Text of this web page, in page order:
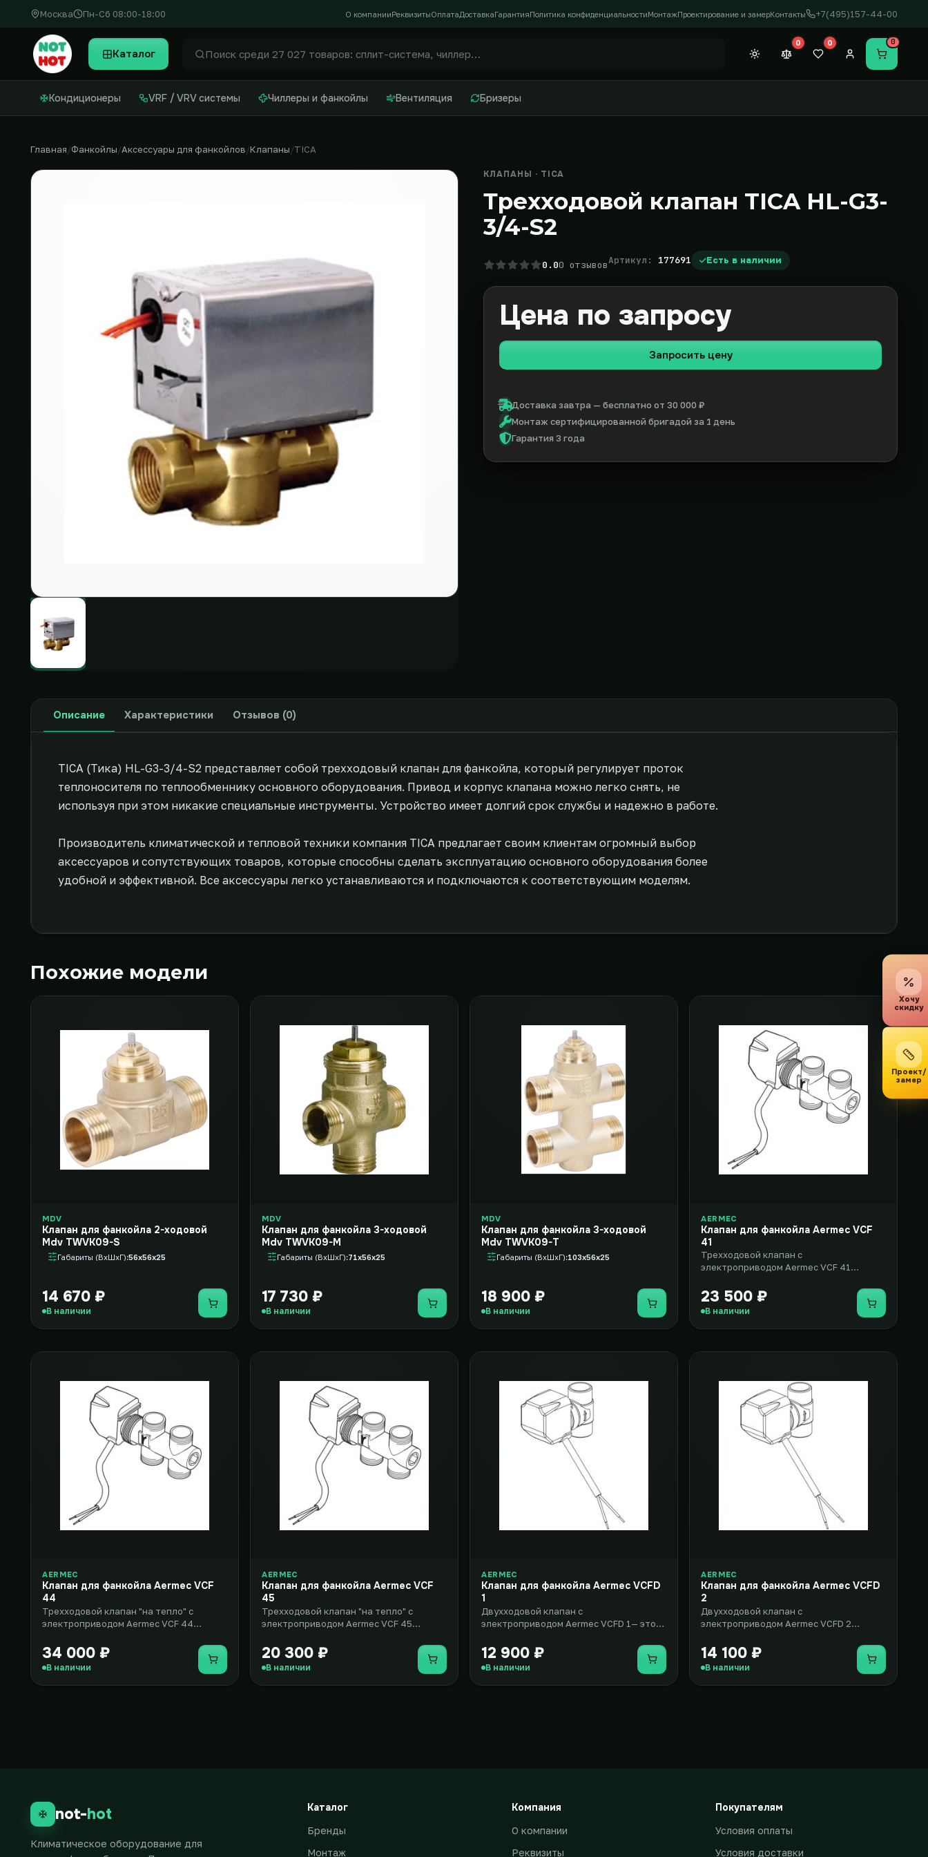
Москва Пн-Сб 08:00-18:00 О компанииРеквизитыОплатаДоставкаГарантияПолитика конфиденциальностиМонтажПроектирование и замерКонтакты +7(495)157-44-00
Каталог Найти Темная тема
0 0
Перейти
0
Кондиционеры VRF / VRV системы Чиллеры и фанкойлы Вентиляция Бризеры
Главная Фанкойлы Аксессуары для фанкойлов Клапаны TICA
КЛАПАНЫ · TICA
Трехходовой клапан TICA HL-G3-
3/4-S2
0.00 отзывовАртикул: 177691 Есть в наличии
Цена по запросу
Запросить цену
Доставка завтра — бесплатно от 30 000 ₽
Монтаж сертифицированной бригадой за 1 день
Гарантия 3 года
Описание Характеристики Отзывов (0)
TICA (Тика) HL-G3-3/4-S2 представляет собой трехходовый клапан для фанкойла, который регулирует проток
теплоносителя по теплообменнику основного оборудования. Привод и корпус клапана можно легко снять, не
используя при этом никакие специальные инструменты. Устройство имеет долгий срок службы и надежно в работе.
Производитель климатической и тепловой техники компания TICA предлагает своим клиентам огромный выбор
аксессуаров и сопутствующих товаров, которые способны сделать эксплуатацию основного оборудования более
удобной и эффективной. Все аксессуары легко устанавливаются и подключаются к соответствующим моделям.
Похожие модели
MDV
Клапан для фанкойла 2-ходовой
Mdv TWVK09-S
Габариты (ВxШxГ) 56x56x25
14 670 ₽
В наличии Купить
MDV
Клапан для фанкойла 3-ходовой
Mdv TWVK09-M
Габариты (ВxШxГ) 71x56x25
17 730 ₽
В наличии Купить
MDV
Клапан для фанкойла 3-ходовой
Mdv TWVK09-T
Габариты (ВxШxГ) 103x56x25
18 900 ₽
В наличии Купить
AERMEC
Клапан для фанкойла Aermec VCF
41
Трехходовой клапан с
электроприводом Aermec VCF 41
оборудование дл..
23 500 ₽
В наличии Купить
AERMEC
Клапан для фанкойла Aermec VCF
44
Трехходовой клапан "на тепло" с
электроприводом Aermec VCF 44
фанко..
34 000 ₽
В наличии Купить
AERMEC
Клапан для фанкойла Aermec VCF
45
Трехходовой клапан "на тепло" с
электроприводом Aermec VCF 45
вентилятор..
20 300 ₽
В наличии Купить
AERMEC
Клапан для фанкойла Aermec VCFD
1
Двухходовой клапан с
электроприводом Aermec VCFD 1— это
двумя х..
12 900 ₽
В наличии Купить
AERMEC
Клапан для фанкойла Aermec VCFD
2
Двухходовой клапан с
электроприводом Aermec VCFD 2
оборудования, включаю..
14 100 ₽
В наличии Купить
not-hot
Климатическое оборудование для
Каталог
Бренды
Монтаж
Компания
О компании
Реквизиты
Покупателям
Условия оплаты
Условия доставки
Хочу
скидку
Проект/
замер